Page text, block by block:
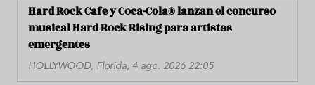
Hard Rock Cafe y Coca-Cola® lanzan el concurso
musical Hard Rock Rising para artistas
emergentes
HOLLYWOOD, Florida, 4 ago. 2026 22:05